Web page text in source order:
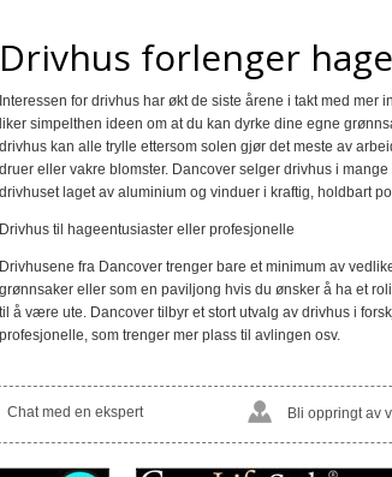
Drivhus forlenger
Interessen for drivhus har økt de siste årene i takt med mer
liker simpelthen ideen om at du kan dyrke dine egne
drivhus kan alle trylle ettersom solen gjør det meste av
druer eller vakre blomster. Dancover selger drivhus i
drivhuset laget av aluminium og vinduer i kraftig, holdbart
Drivhus til hageentusiaster eller profesjonelle
Drivhusene fra Dancover trenger bare et minimum av
grønnsaker eller som en paviljong hvis du ønsker å ha et
til å være ute. Dancover tilbyr et stort utvalg av drivhus i
profesjonelle, som trenger mer plass til avlingen osv.
Chat med en ekspert Bli oppringt av